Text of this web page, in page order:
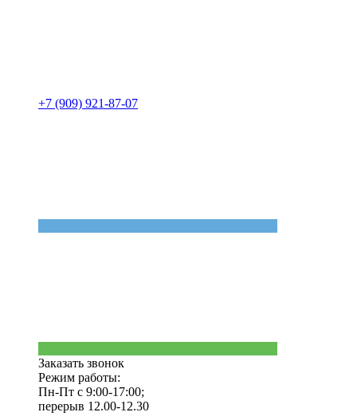
+7 (909) 921-87-07
Заказать звонок
Режим работы:
Пн-Пт с 9:00-17:00;
перерыв 12.00-12.30